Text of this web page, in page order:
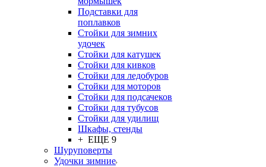
Подставки для
поплавков
Стойки для зимних
удочек
Стойки для катушек
Стойки для кивков
Стойки для ледобуров
Стойки для моторов
Стойки для подсачеков
Стойки для тубусов
Стойки для удилищ
Шкафы, стенды
+ ЕЩЕ 9
Шуруповерты
Удочки зимние